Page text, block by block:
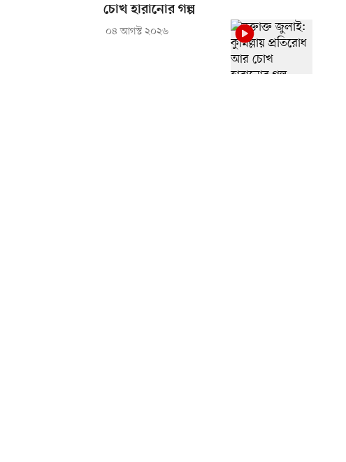
চোখ হারানোর গল্প
০৪ আগস্ট ২০২৬